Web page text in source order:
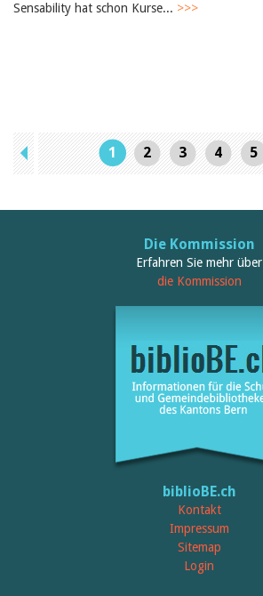
Sensability hat schon Kurse... >>>
1 2 3 4 5
Die Kommission
Erfahren Sie mehr über
die Kommission
biblioBE.ch
Kontakt
Impressum
Sitemap
Login